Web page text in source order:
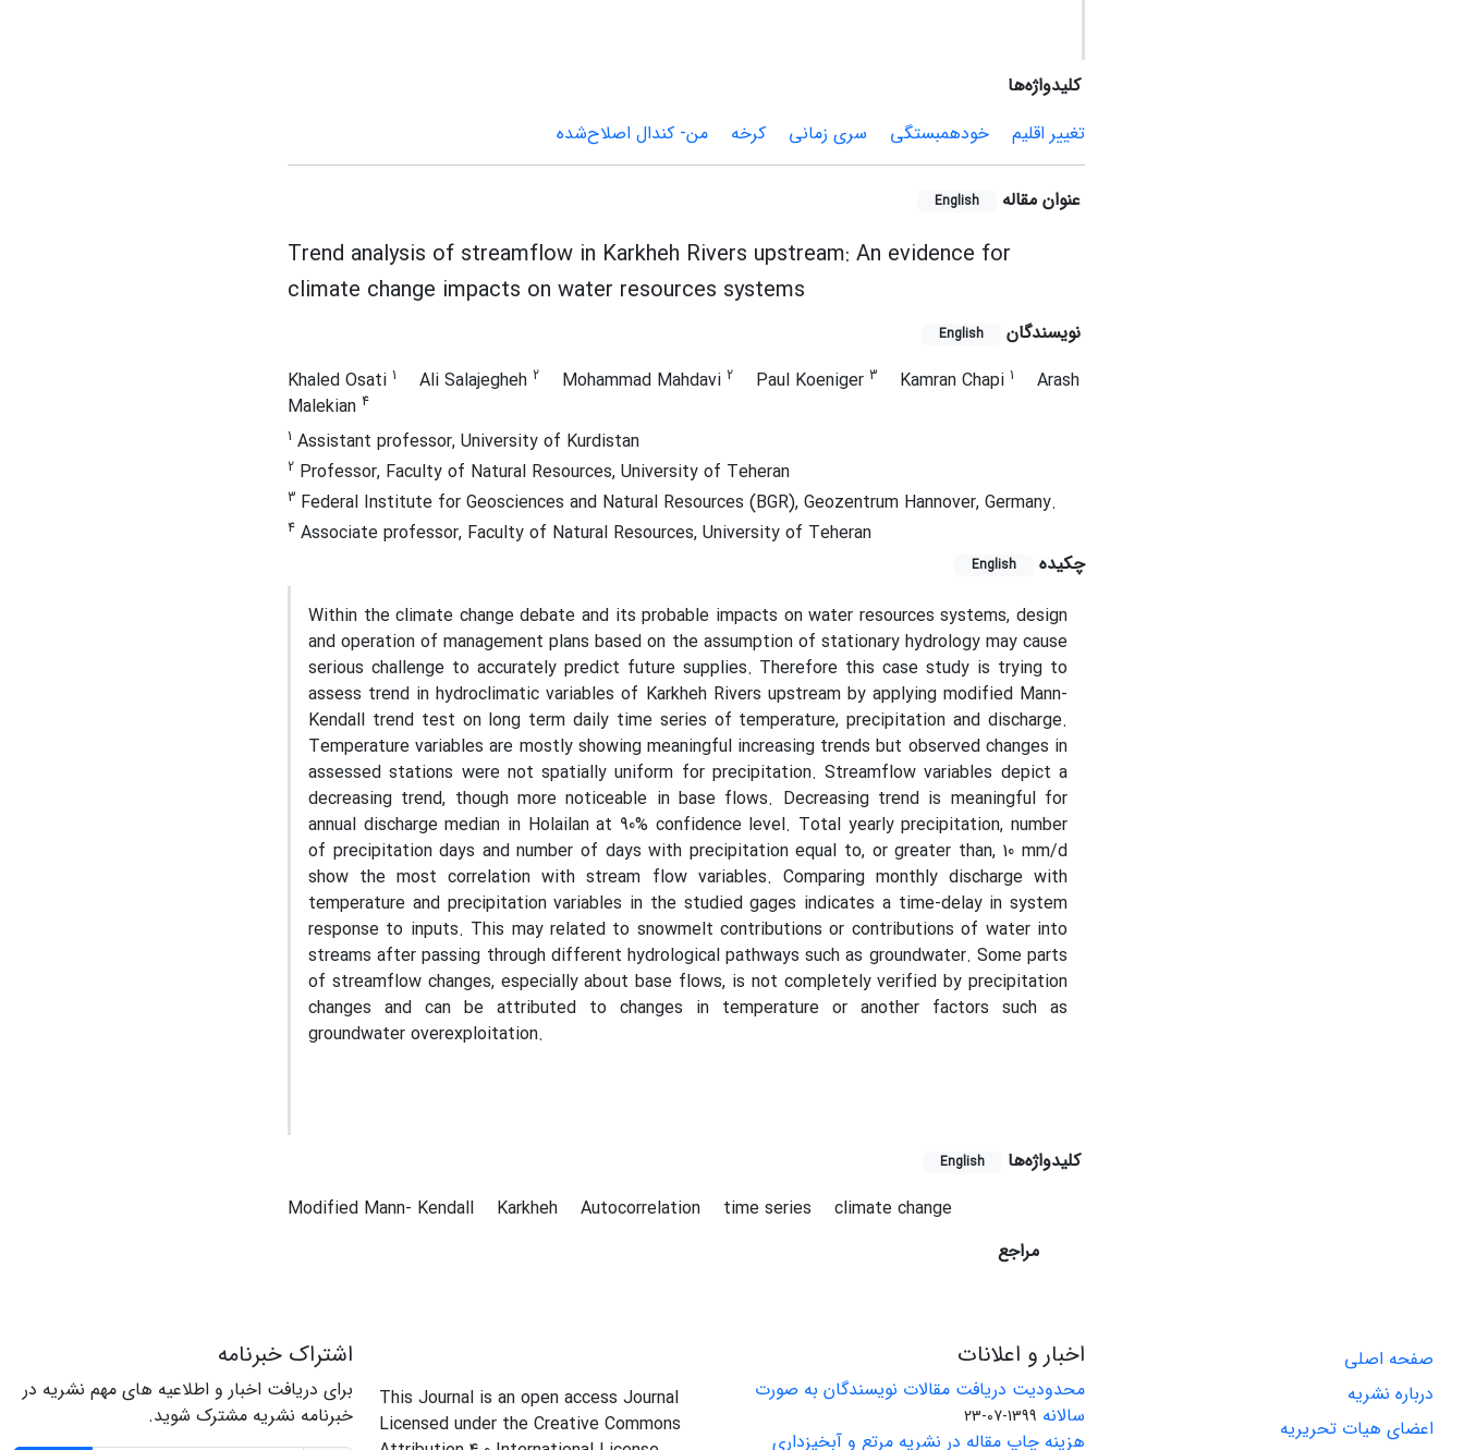
کلیدواژه‌ها
تغییر اقلیم
خودهمبستگی سری زمانی کرخه من‌- کندال اصلاح‌شده
عنوان مقاله English
Trend analysis of streamflow in Karkheh Rivers upstream: An evidence for
climate change impacts on water resources systems
نویسندگان English
Khaled Osati 1 Ali Salajegheh 2 Mohammad Mahdavi 2 Paul Koeniger 3 Kamran Chapi 1
Arash
Malekian 4
1 Assistant professor, University of Kurdistan
2 Professor, Faculty of Natural Resources, University of Teheran
3 Federal Institute for Geosciences and Natural Resources (BGR), Geozentrum Hannover, Germany.
4 Associate professor, Faculty of Natural Resources, University of Teheran
چکیده
English
Within the climate change debate and its probable impacts on water resources systems, design
and operation of management plans based on the assumption of stationary hydrology may cause
serious challenge to accurately predict future supplies. Therefore this case study is trying to
assess trend in hydroclimatic variables of Karkheh Rivers upstream by applying modified Mann-
Kendall trend test on long term daily time series of temperature, precipitation and discharge.
Temperature variables are mostly showing meaningful increasing trends but observed changes in
assessed stations were not spatially uniform for precipitation. Streamflow variables depict a
decreasing trend, though more noticeable in base flows. Decreasing trend is meaningful for
annual discharge median in Holailan at 90% confidence level. Total yearly precipitation, number
of precipitation days and number of days with precipitation equal to, or greater than, 10 mm/d
show the most correlation with stream flow variables. Comparing monthly discharge with
temperature and precipitation variables in the studied gages indicates a time-delay in system
response to inputs. This may related to snowmelt contributions or contributions of water into
streams after passing through different hydrological pathways such as groundwater. Some parts
of streamflow changes, especially about base flows, is not completely verified by precipitation
changes and can be attributed to changes in temperature or another factors such as
groundwater overexploitation.
کلیدواژه‌ها English
Modified Mann- Kendall Karkheh Autocorrelation time series
climate change
مراجع
صفحه اصلی
درباره نشریه
اعضای هیات تحریریه
اخبار و اعلانات
محدودیت دریافت مقالات نویسندگان به صورت
سالانه 1399-07-23
هزینه چاپ مقاله در نشریه مرتع و آبخیزداری
This Journal is an open access Journal
Licensed under the Creative Commons
اشتراک خبرنامه
برای دریافت اخبار و اطلاعیه های مهم نشریه در
خبرنامه نشریه مشترک شوید.